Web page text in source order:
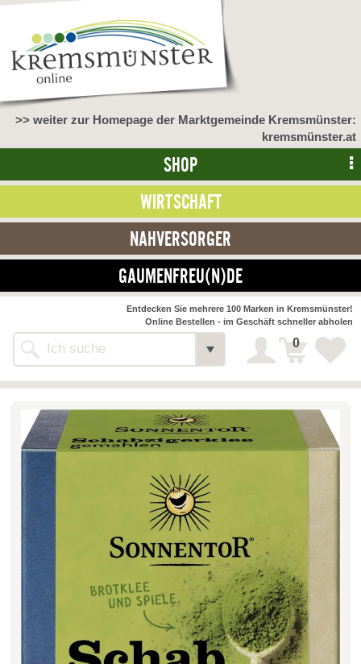
>> weiter zur Homepage der Marktgemeinde Kremsmünster:
kremsmünster.at
SHOP
WIRTSCHAFT
NAHVERSORGER
GAUMENFREU(N)DE
Alle Webseiten
Entdecken Sie mehrere 100 Marken in Kremsmünster!
Online Bestellen - im Geschäft schneller abholen
0
NAHVERSORGER
>> Bauernmarkt << Detail
Bäckerei-Konditorei-Café
Biohof Öllinger Detail
Fleischerei Hüthmayr
Detail
Kuglbauer - Familie Bischof Detail
La Toscana Anita Wolf e.U. Detail
Söllradls Naturkostladen Detail
Stiftsgärtnerei Detail
Weinkellerei Stift
Kremsmünster
Detail